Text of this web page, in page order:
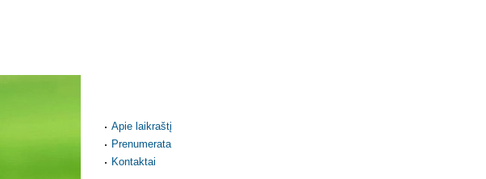
Apie laikraštį
Prenumerata
Kontaktai